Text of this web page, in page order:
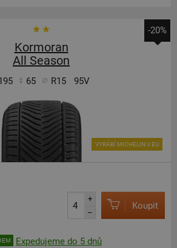
-20%
Kormoran
All Season
65 R15 95V
VYRÁBÍ MICHELIN V EU
+
–
Koupit
Expedujeme do 5 dnů